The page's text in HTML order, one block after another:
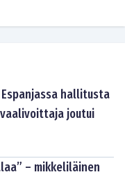
Espanjassa hallitusta
joutui
– mikkeliläinen